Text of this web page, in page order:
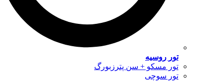
تور روسیه
تور مسکو + سن پترزبورگ
تور سوچی